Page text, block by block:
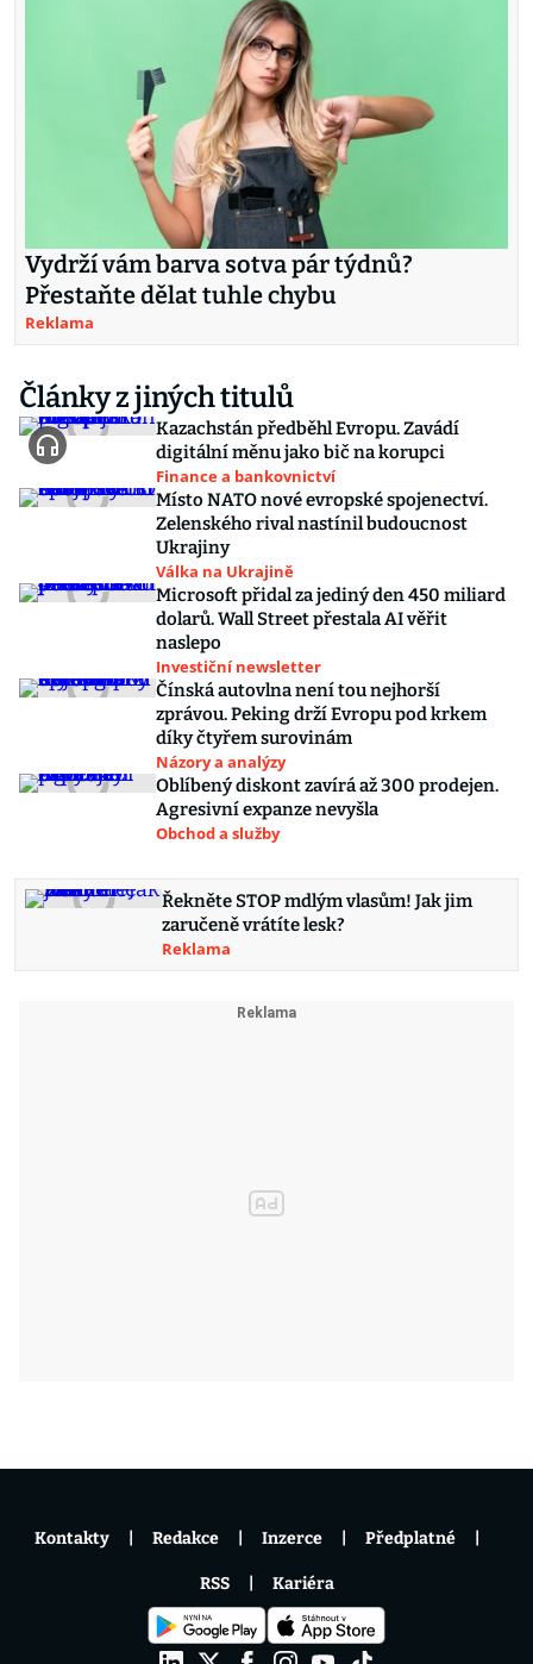
Vydrží vám barva sotva pár týdnů?
Přestaňte dělat tuhle chybu
Reklama
Články z jiných titulů
Kazachstán předběhl Evropu. Zavádí
digitální měnu jako bič na korupci
Finance a bankovnictví
Místo NATO nové evropské spojenectví.
Zelenského rival nastínil budoucnost
Ukrajiny
Válka na Ukrajině
Microsoft přidal za jediný den 450 miliard
dolarů. Wall Street přestala AI věřit
naslepo
Investiční newsletter
Čínská autovlna není tou nejhorší
zprávou. Peking drží Evropu pod krkem
díky čtyřem surovinám
Názory a analýzy
Oblíbený diskont zavírá až 300 prodejen.
Agresivní expanze nevyšla
Obchod a služby
Řekněte STOP mdlým vlasům! Jak jim
zaručeně vrátíte lesk?
Reklama
Kontakty Redakce Inzerce Předplatné
RSS Kariéra